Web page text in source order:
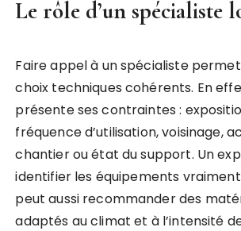
Le rôle d’un spécialiste
Faire appel à un spécialiste
choix techniques cohérents. En
présente ses contraintes :
fréquence d’utilisation, voisinage,
chantier ou état du support. Un
identifier les équipements
peut aussi recommander des
adaptés au climat et à l’intensité